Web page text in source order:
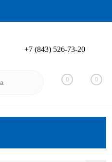
Вход
+7 (843) 526-73-20
0 0